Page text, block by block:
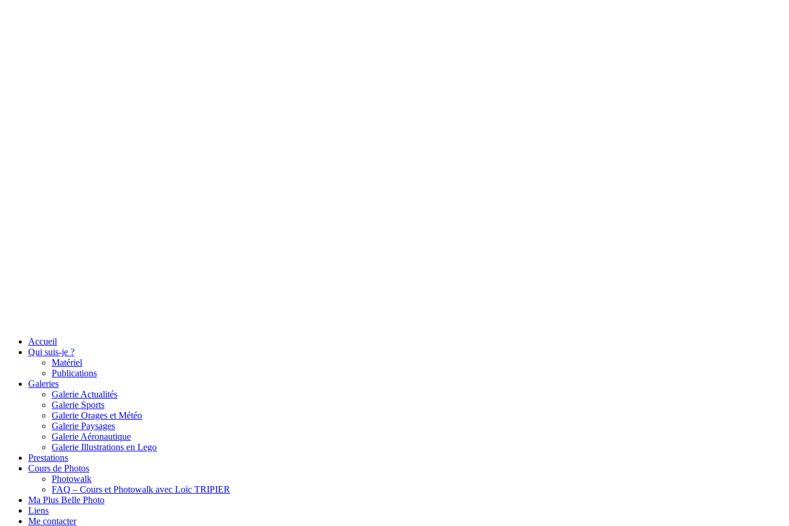
Accueil
Qui suis-je ?
Matériel
Publications
Galeries
Galerie Actualités
Galerie Sports
Galerie Orages et Météo
Galerie Paysages
Galerie Aéronautique
Galerie Illustrations en Lego
Prestations
Cours de Photos
Photowalk
FAQ – Cours et Photowalk avec Loïc TRIPIER
Ma Plus Belle Photo
Liens
Me contacter